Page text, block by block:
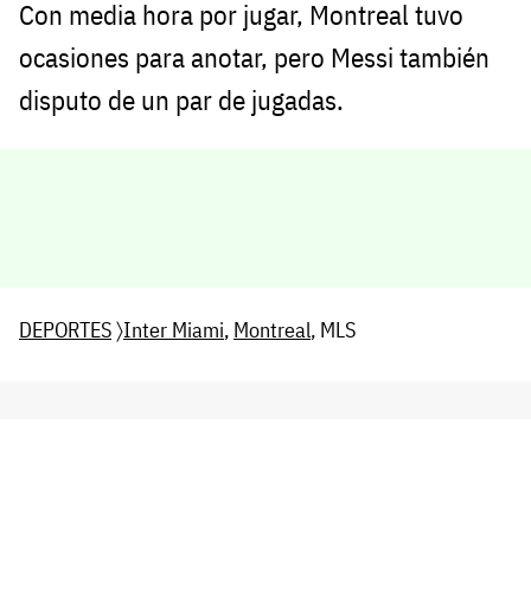
Con media hora por jugar, Montreal tuvo
ocasiones para anotar, pero Messi también
disputo de un par de jugadas.
DEPORTES〉Inter Miami, Montreal, MLS